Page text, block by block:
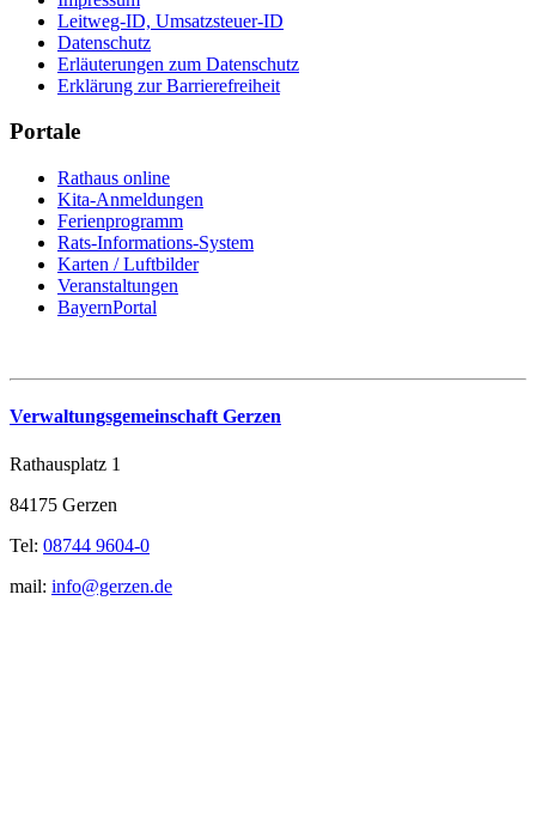
Leitweg-ID, Umsatzsteuer-ID
Datenschutz
Erläuterungen zum Datenschutz
Erklärung zur Barrierefreiheit
Portale
Rathaus online
Kita-Anmeldungen
Ferienprogramm
Rats-Informations-System
Karten / Luftbilder
Veranstaltungen
BayernPortal
Verwaltungsgemeinschaft Gerzen
Rathausplatz 1
84175 Gerzen
Tel: 08744 9604-0
mail: info@gerzen.de